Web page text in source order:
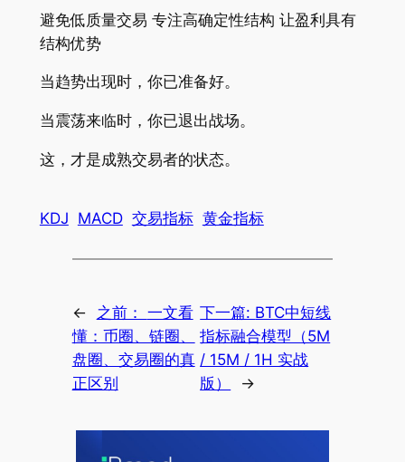
避免低质量交易 专注高确定性结构 让盈利具有
结构优势
当趋势出现时，你已准备好。
当震荡来临时，你已退出战场。
这，才是成熟交易者的状态。
KDJ MACD 交易指标 黄金指标
← 之前： 一文看
懂：币圈、链圈、
盘圈、交易圈的真
正区别
下一篇: BTC中短线
指标融合模型（5M
/ 15M / 1H 实战
版）
→